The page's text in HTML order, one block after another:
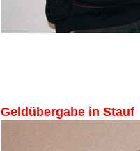
Geldübergabe in Stauf